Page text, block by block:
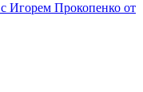
Игорем Прокопенко от